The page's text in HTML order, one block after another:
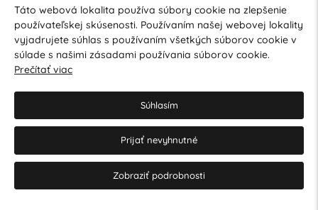
Súhlasím so spracovaním osobných údajov pre marketingové
účely.Zásady ochrany osobných údajov.
Upraviť nastavenia Cookies
Web dizajn: MARLOW DESIGN
Táto webová lokalita používa súbory cookie na zlepšenie
používateľskej skúsenosti. Používaním našej webovej lokality
vyjadrujete súhlas s používaním všetkých súborov cookie v
súlade s našimi zásadami používania súborov cookie.
Prečítať viac
Súhlasím
Prijať nevyhnutné
Zobraziť podrobnosti